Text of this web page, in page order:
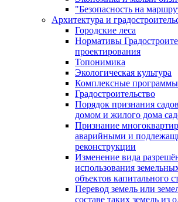
"Безопасность на
Архитектура и
Городские леса
Нормативы
проектирования
Топонимика
Экологическая культура
Комплексные программы
Градостроительство
Порядок признания
домом и жилого дома
Признание
аварийными и
реконструкции
Изменение вида
использования
объектов капитального
Перевод земель или
составе таких земель из